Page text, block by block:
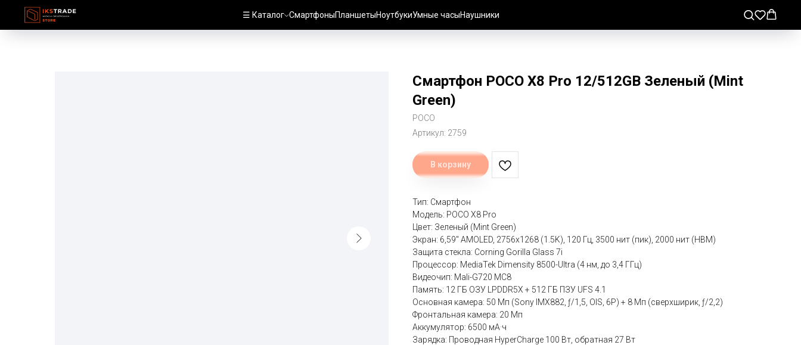
☰ Каталог СмартфоныПланшетыНоутбукиУмные часыНаушники
Смартфон POCO X8 Pro 12/512GB Зеленый (Mint
Green)
POCO
Артикул: 2759
В корзину
Тип: Смартфон
Модель: POCO X8 Pro
Цвет: Зеленый (Mint Green)
Экран: 6,59" AMOLED, 2756x1268 (1.5K), 120 Гц, 3500 нит (пик), 2000 нит (HBM)
Защита стекла: Corning Gorilla Glass 7i
Процессор: MediaTek Dimensity 8500-Ultra (4 нм, до 3,4 ГГц)
Видеочип: Mali-G720 MC8
Память: 12 ГБ ОЗУ LPDDR5X + 512 ГБ ПЗУ UFS 4.1
Основная камера: 50 Мп (Sony IMX882, ƒ/1,5, OIS, 6P) + 8 Мп (сверхширик, ƒ/2,2)
Фронтальная камера: 20 Мп
Аккумулятор: 6500 мА·ч
Зарядка: Проводная HyperCharge 100 Вт, обратная 27 Вт